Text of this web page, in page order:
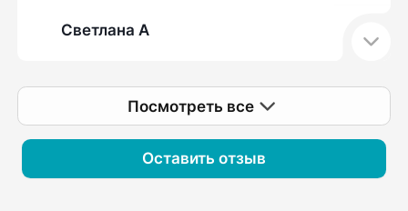
Оставить отзыв
записаться только к Дарье Викторовне.
Светлана А
Посмотреть все